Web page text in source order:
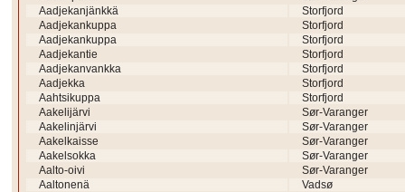
Aadjekanjänkkä
Storfjord
Aadjekankuppa
Storfjord
Aadjekankuppa
Storfjord
Aadjekantie
Storfjord
Aadjekanvankka
Storfjord
Aadjekka
Storfjord
Aahtsikuppa
Storfjord
Aakelijärvi
Sør-Varanger
Aakelinjärvi
Sør-Varanger
Aakelkaisse
Sør-Varanger
Aakelsokka
Sør-Varanger
Aalto-oivi
Sør-Varanger
Aaltonenä
Vadsø